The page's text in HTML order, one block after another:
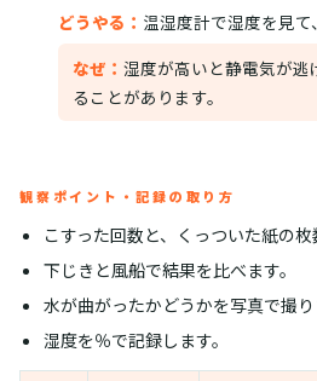
どうやる： 温湿度計で湿度を見て
なぜ： 湿度が高いと静電気が
ることがあります。
観察ポイント・記録の取り方
こすった回数と、くっついた紙の枚
下じきと風船で結果を比べます。
水が曲がったかどうかを写真で撮り
湿度を％で記録します。